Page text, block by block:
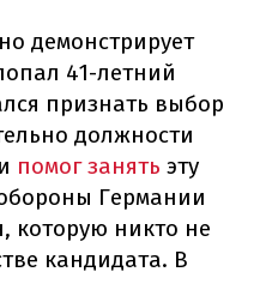
демонстрирует
41-летний
признать выбор
должности
помог занять эту
Германии
которую никто не
кандидата. В